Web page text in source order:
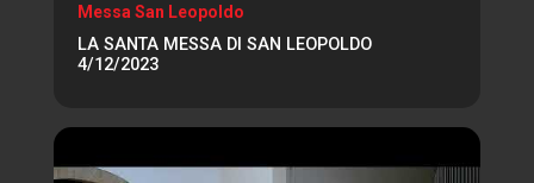
Messa San Leopoldo
LA SANTA MESSA DI SAN LEOPOLDO
4/12/2023